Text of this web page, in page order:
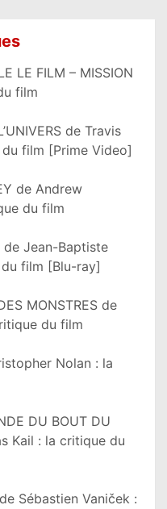
LE FILM – MISSION
film
de Travis
film [Prime Video]
de Andrew
du film
de Jean-Baptiste
film [Blu-ray]
MONSTRES de
du film
Nolan : la
DU BOUT DU
Kail : la critique du
Sébastien Vaniček :